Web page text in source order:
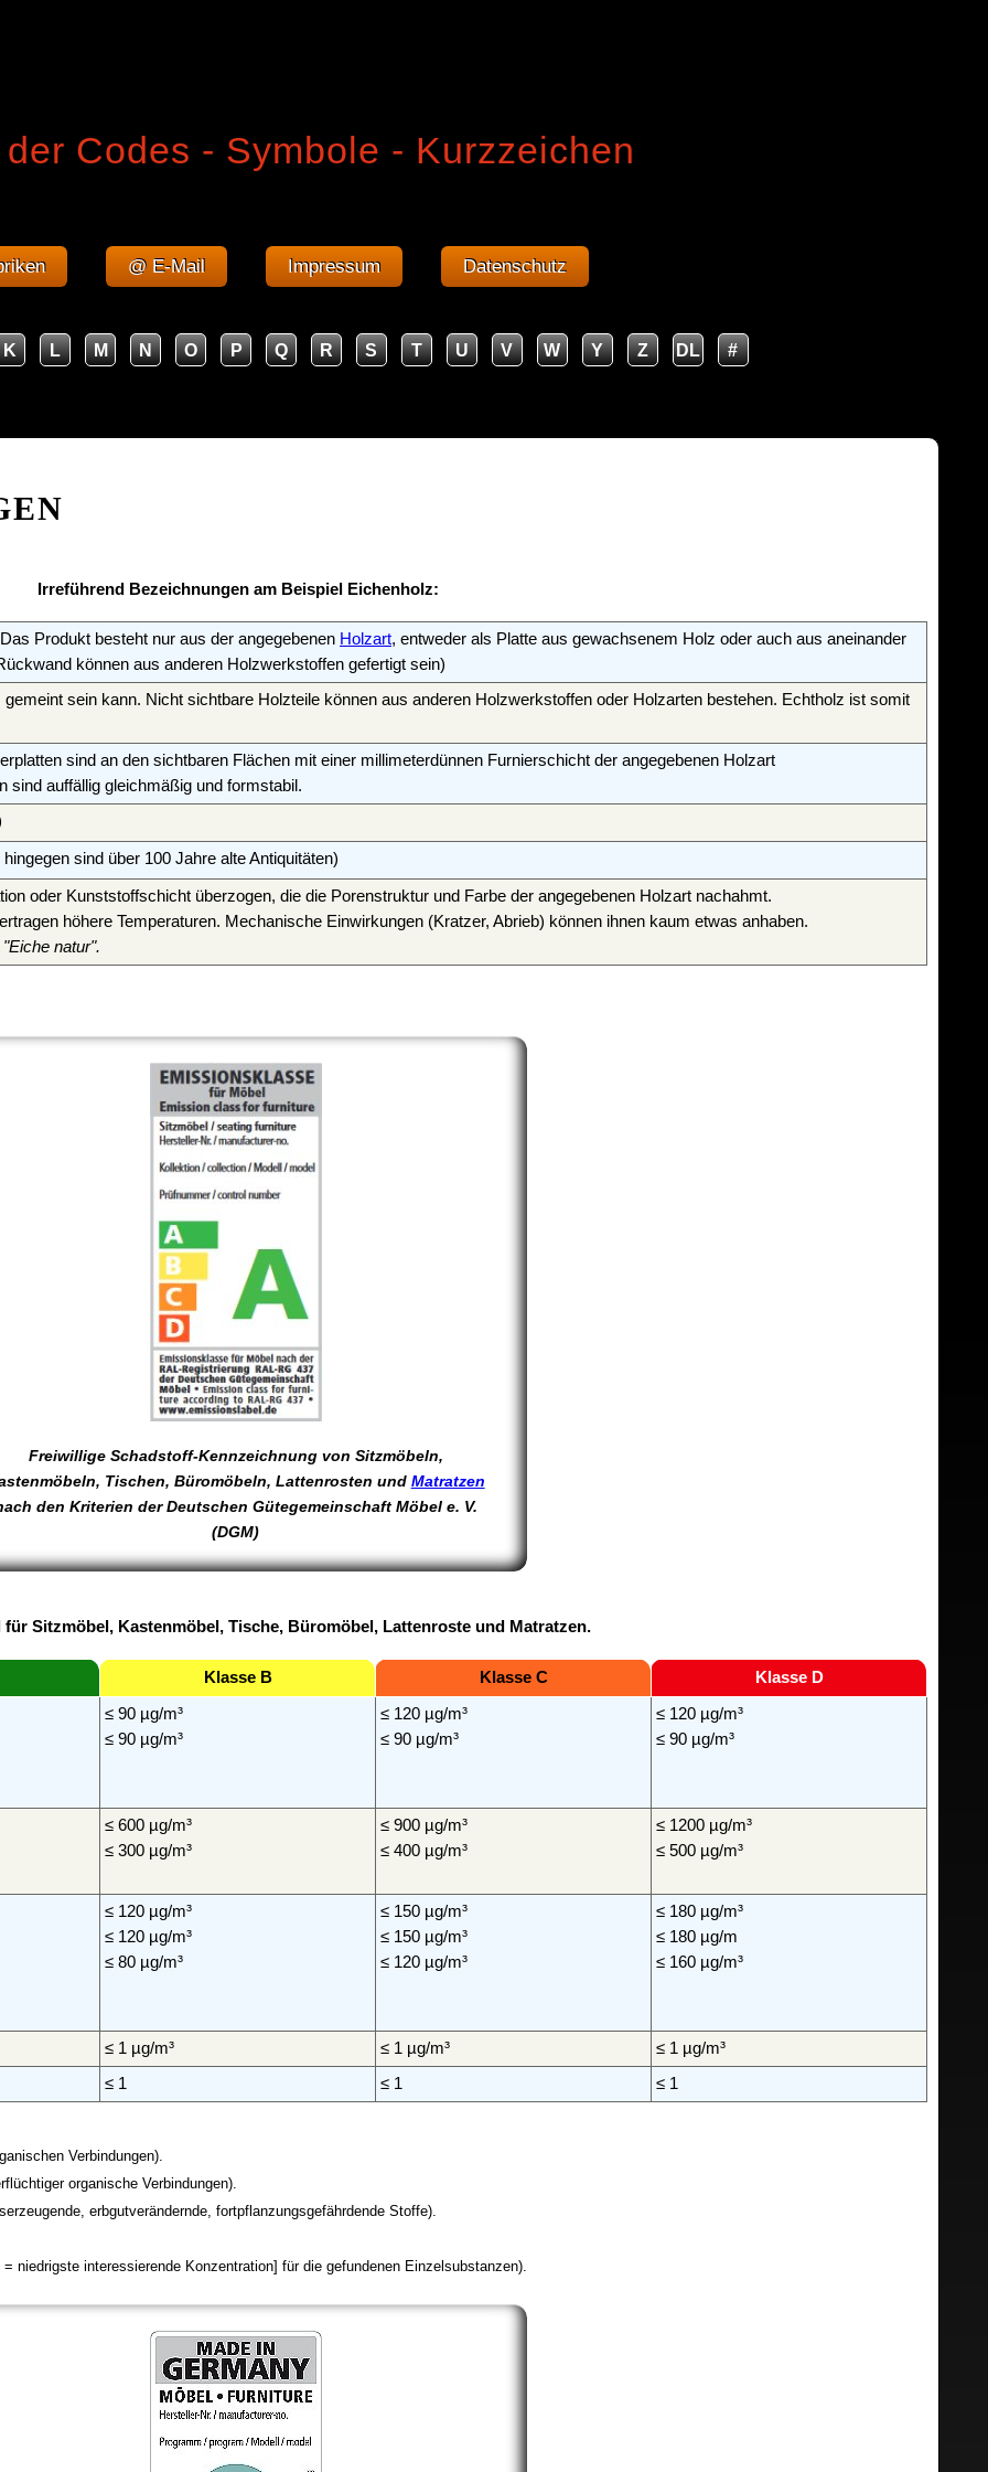
Codes - Symbole - Kurzzeichen
@ E-Mail Impressum Datenschutz
K L M N O P Q R S T U V W Y Z DL #
Irreführend Bezeichnungen am Beispiel Eichenholz:
Produkt besteht nur aus der angegebenen Holzart, entweder als Platte aus gewachsenem Holz oder auch aus aneinander
können aus anderen Holzwerkstoffen gefertigt sein)
sein kann. Nicht sichtbare Holzteile können aus anderen Holzwerkstoffen oder Holzarten bestehen. Echtholz ist somit
sind an den sichtbaren Flächen mit einer millimeterdünnen Furnierschicht der angegebenen Holzart
sind auffällig gleichmäßig und formstabil.
sind über 100 Jahre alte Antiquitäten)
oder Kunststoffschicht überzogen, die die Porenstruktur und Farbe der angegebenen Holzart nachahmt.
höhere Temperaturen. Mechanische Einwirkungen (Kratzer, Abrieb) können ihnen kaum etwas anhaben.
natur".
Freiwillige Schadstoff-Kennzeichnung von Sitzmöbeln,
Tischen, Büromöbeln, Lattenrosten und Matratzen
den Kriterien der Deutschen Gütegemeinschaft Möbel e. V.
(DGM)
Sitzmöbel, Kastenmöbel, Tische, Büromöbel, Lattenroste und Matratzen.
Klasse B Klasse C Klasse D
≤ 90 µg/m³
≤ 90 µg/m³
≤ 120 µg/m³
≤ 90 µg/m³
≤ 120 µg/m³
≤ 90 µg/m³
≤ 600 µg/m³
≤ 300 µg/m³
≤ 900 µg/m³
≤ 400 µg/m³
≤ 1200 µg/m³
≤ 500 µg/m³
≤ 120 µg/m³
≤ 120 µg/m³
≤ 80 µg/m³
≤ 150 µg/m³
≤ 150 µg/m³
≤ 120 µg/m³
≤ 180 µg/m³
≤ 180 µg/m
≤ 160 µg/m³
≤ 1 µg/m³ ≤ 1 µg/m³
≤ 1 µg/m³
≤ 1
≤ 1 ≤ 1
Verbindungen).
organische Verbindungen).
erbgutverändernde, fortpflanzungsgefährdende Stoffe).
niedrigste interessierende Konzentration] für die gefundenen Einzelsubstanzen).